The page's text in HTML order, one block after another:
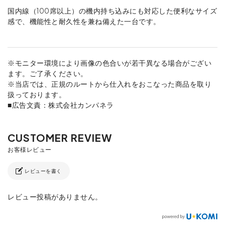
国内線（100席以上）の機内持ち込みにも対応した便利なサイズ
感で、機能性と耐久性を兼ね備えた一台です。
※モニター環境により画像の色合いが若干異なる場合がござい
ます。ご了承ください。
※当店では、正規のルートから仕入れをおこなった商品を取り
扱っております。
■広告文責：株式会社カンパネラ
レビューを書く
レビュー投稿がありません。